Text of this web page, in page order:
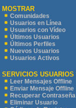
MOSTRAR
Comunidades
Usuarios en Línea
Usuarios con Vídeo
Últimos Usuarios
Últimos Perfiles
Nuevos Usuarios
Usuarios Activos
SERVICIOS USUARIOS
Leer Mensajes Offline
Enviar Mensaje Offline
Recuperar Contraseña
Eliminar Usuario